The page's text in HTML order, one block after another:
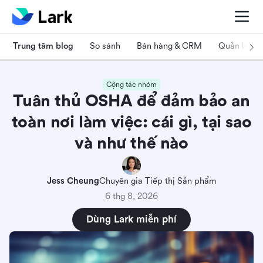
Trung tâm blog So sánh Bán hàng & CRM Quản lý dự
Cộng tác nhóm
Tuân thủ OSHA để đảm bảo an
toàn nơi làm việc: cái gì, tại sao
và như thế nào
Jess CheungChuyên gia Tiếp thị Sản phẩm
6 thg 8, 2026
Dùng Lark miễn phí